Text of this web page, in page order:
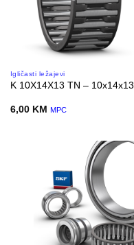
Igličasti ležajevi
K 10X14X13 TN – 10x14x13
6,00 KM MPC